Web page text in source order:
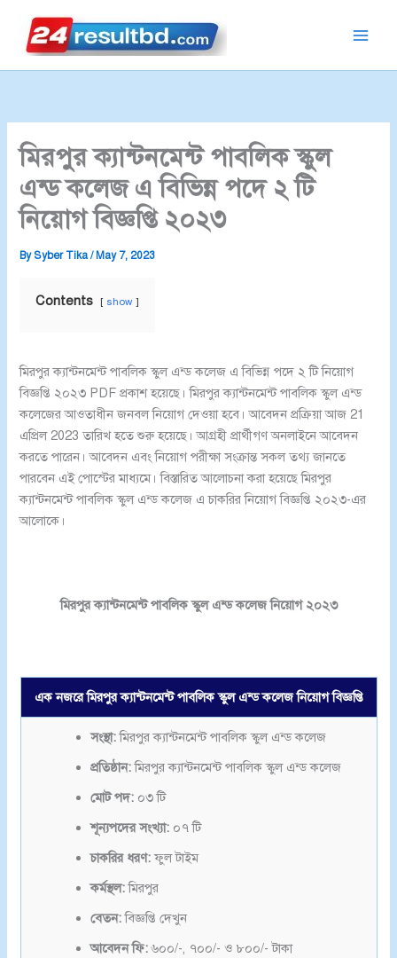
content
মিরপুর ক্যান্টনমেন্ট পাবলিক স্কুল
এন্ড কলেজ এ বিভিন্ন পদে ২ টি
নিয়োগ বিজ্ঞপ্তি ২০২৩
By Syber Tika/ May 7, 2023
Contents show
মিরপুর ক্যান্টনমেন্ট পাবলিক স্কুল এন্ড কলেজ এ বিভিন্ন পদে ২ টি নিয়োগ
বিজ্ঞপ্তি ২০২৩ PDF প্রকাশ হয়েছে। মিরপুর ক্যান্টনমেন্ট পাবলিক স্কুল এন্ড
কলেজের আওতাধীন জনবল নিয়োগ দেওয়া হবে। আবেদন প্রক্রিয়া আজ 21
এপ্রিল 2023 তারিখ হতে শুরু হয়েছে। আগ্রহী প্রার্থীগণ অনলাইনে আবেদন
করতে পারেন। আবেদন এবং নিয়োগ পরীক্ষা সংক্রান্ত সকল তথ্য জানতে
পারবেন এই পোস্টের মাধ্যমে। বিস্তারিত আলোচনা করা হয়েছে মিরপুর
ক্যান্টনমেন্ট পাবলিক স্কুল এন্ড কলেজ এ চাকরির নিয়োগ বিজ্ঞপ্তি ২০২৩-এর
আলোকে।
মিরপুর ক্যান্টনমেন্ট পাবলিক স্কুল এন্ড কলেজ নিয়োগ ২০২৩
এক নজরে মিরপুর ক্যান্টনমেন্ট পাবলিক স্কুল এন্ড কলেজ নিয়োগ বিজ্ঞপ্তি
সংস্থা:মিরপুর ক্যান্টনমেন্ট পাবলিক স্কুল এন্ড কলেজ
প্রতিষ্ঠান:মিরপুর ক্যান্টনমেন্ট পাবলিক স্কুল এন্ড কলেজ
মোট পদ: ০৩ টি
শূন্যপদের সংখ্যা:০৭ টি
চাকরির ধরণ: ফুল টাইম
কর্মস্থল:মিরপুর
বেতন:বিজ্ঞপ্তি দেখুন
আবেদন ফি:৬০০/-, ৭০০/- ও ৮০০/- টাকা